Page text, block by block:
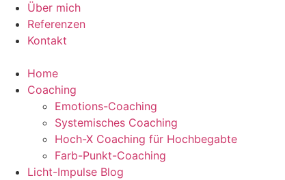
Über mich
Referenzen
Kontakt
Home
Coaching
Emotions-Coaching
Systemisches Coaching
Hoch-X Coaching für Hochbegabte
Farb-Punkt-Coaching
Licht-Impulse Blog